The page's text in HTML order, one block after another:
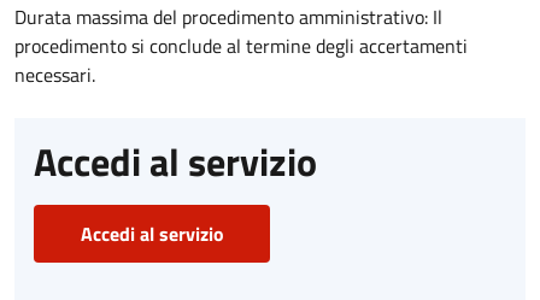
Durata massima del procedimento amministrativo: Il
procedimento si conclude al termine degli accertamenti
necessari.
Accedi al servizio
Accedi al servizio